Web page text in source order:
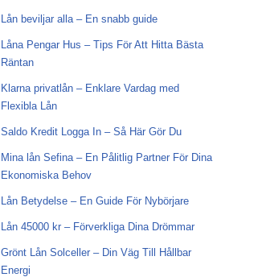
Lån beviljar alla – En snabb guide
Låna Pengar Hus – Tips För Att Hitta Bästa
Räntan
Klarna privatlån – Enklare Vardag med
Flexibla Lån
Saldo Kredit Logga In – Så Här Gör Du
Mina lån Sefina – En Pålitlig Partner För Dina
Ekonomiska Behov
Lån Betydelse – En Guide För Nybörjare
Lån 45000 kr – Förverkliga Dina Drömmar
Grönt Lån Solceller – Din Väg Till Hållbar
Energi